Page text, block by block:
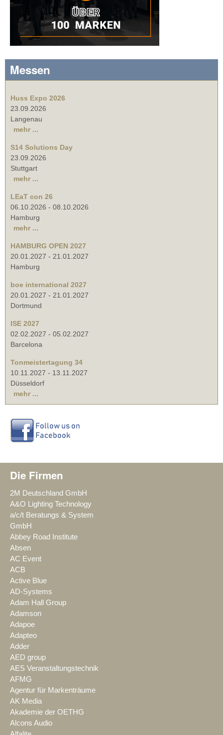
Messen
Huss Expo 2026
23.09.2026
Langenau
mehr ...
S14 Solutions Day
23.09.2026
Stuttgart
mehr ...
LEaT con 26
06.10.2026 - 08.10.2026
Hamburg
mehr ...
HAMBURG OPEN 2027
20.01.2027 - 21.01.2027
Hamburg
boe international 2027
20.01.2027 - 21.01.2027
Dortmund
ISE 2027
02.02.2027 - 05.02.2027
Barcelona
Tonmeistertagung 34
10.11.2027 - 13.11.2027
Düsseldorf
mehr ...
Die Firmen
2M Deutschland GmbH
A&O Lighting Technology
a/c/t Beratungs & System
GmbH
Abbey Road Institute
Absen
AC Event
ACB
Active Blue
AD-Systems
Adam Hall Group
Adamson
Adapoe
Adapteo
Adder
AED group
AES Veranstaltungstechnik
AFMG
Agentur für Markenträume
AK Media
Akademie der OETHG
Alcons Audio